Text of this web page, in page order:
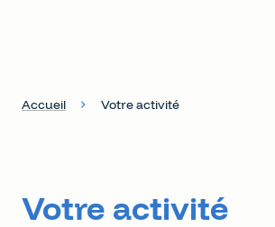
Accueil Votre activité
Votre activité